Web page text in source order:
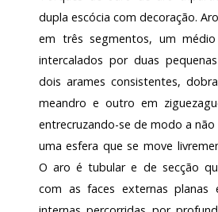
dupla escócia com decoração.
em três segmentos, um
intercalados por duas
dois arames consistentes,
meandro e outro em
entrecruzando-se de modo a
uma esfera que se move
O aro é tubular e de secção
com as faces externas planas